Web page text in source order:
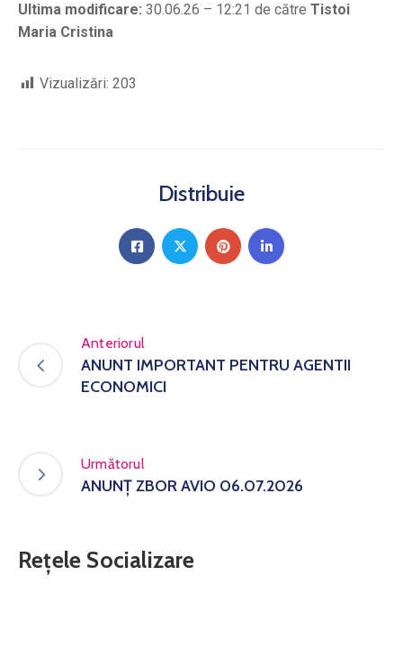
Ultima modificare: 30.06.26 – 12:21 de către Tistoi
Maria Cristina
Vizualizări: 203
Distribuie
Anteriorul
ANUNT IMPORTANT PENTRU AGENTII
ECONOMICI
Următorul
ANUNȚ ZBOR AVIO 06.07.2026
Rețele Socializare